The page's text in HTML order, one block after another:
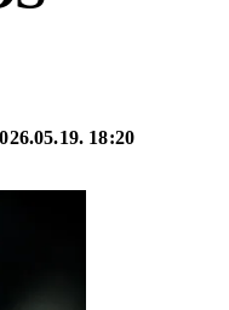
18:20